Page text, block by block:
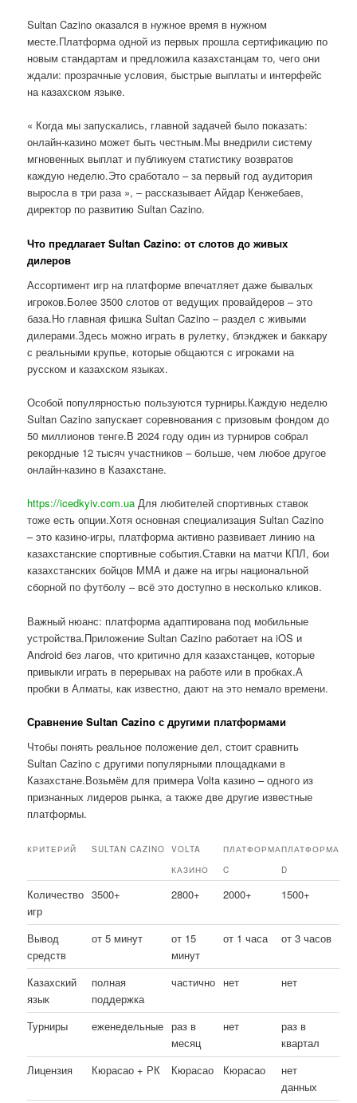
Sultan Cazino оказался в нужное время в нужном
месте.Платформа одной из первых прошла сертификацию по
новым стандартам и предложила казахстанцам то, чего они
ждали: прозрачные условия, быстрые выплаты и интерфейс
на казахском языке.
« Когда мы запускались, главной задачей было показать:
онлайн-казино может быть честным.Мы внедрили систему
мгновенных выплат и публикуем статистику возвратов
каждую неделю.Это сработало – за первый год аудитория
выросла в три раза », – рассказывает Айдар Кенжебаев,
директор по развитию Sultan Cazino.
Что предлагает Sultan Cazino: от слотов до живых
дилеров
Ассортимент игр на платформе впечатляет даже бывалых
игроков.Более 3500 слотов от ведущих провайдеров – это
база.Но главная фишка Sultan Cazino – раздел с живыми
дилерами.Здесь можно играть в рулетку, блэкджек и баккару
с реальными крупье, которые общаются с игроками на
русском и казахском языках.
Особой популярностью пользуются турниры.Каждую неделю
Sultan Cazino запускает соревнования с призовым фондом до
50 миллионов тенге.В 2024 году один из турниров собрал
рекордные 12 тысяч участников – больше, чем любое другое
онлайн-казино в Казахстане.
https://icedkyiv.com.ua Для любителей спортивных ставок
тоже есть опции.Хотя основная специализация Sultan Cazino
– это казино-игры, платформа активно развивает линию на
казахстанские спортивные события.Ставки на матчи КПЛ, бои
казахстанских бойцов ММА и даже на игры национальной
сборной по футболу – всё это доступно в несколько кликов.
Важный нюанс: платформа адаптирована под мобильные
устройства.Приложение Sultan Cazino работает на iOS и
Android без лагов, что критично для казахстанцев, которые
привыкли играть в перерывах на работе или в пробках.А
пробки в Алматы, как известно, дают на это немало времени.
Сравнение Sultan Cazino с другими платформами
Чтобы понять реальное положение дел, стоит сравнить
Sultan Cazino с другими популярными площадками в
Казахстане.Возьмём для примера Volta казино – одного из
признанных лидеров рынка, а также две другие известные
платформы.
КРИТЕРИЙ SULTAN CAZINO
VOLTA
КАЗИНО
ПЛАТФОРМА
C
ПЛАТФОРМА
D
Количество
игр
3500+ 2800+ 2000+ 1500+
Вывод
средств
от 5 минут
от 15
минут
от 1 часа от 3 часов
Казахский
язык
полная
поддержка
частично нет нет
Турниры еженедельные раз в
месяц
нет
раз в
квартал
Лицензия
Кюрасао + РК Кюрасао Кюрасао
нет
данных